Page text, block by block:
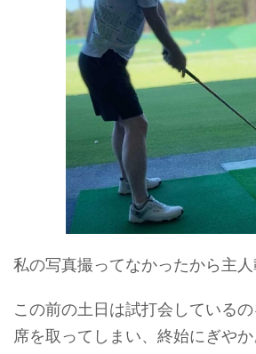
私の写真撮ってなかったから主
この前の土日は試打会している
席を取ってしまい、終始にぎやか